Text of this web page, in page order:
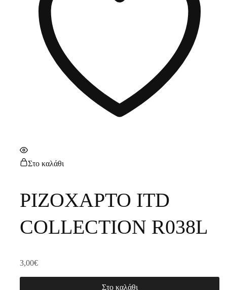
Στο καλάθι
ΡΙΖΟΧΑΡΤΟ ITD
COLLECTION R038L
3,00€
Στο καλάθι